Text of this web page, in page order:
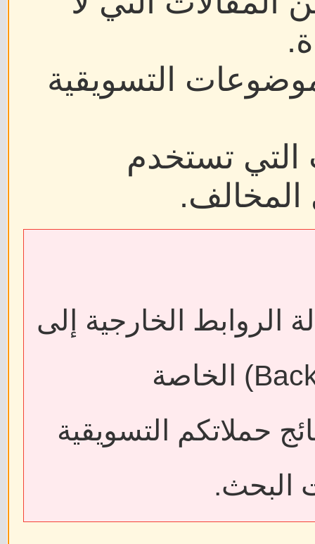
التسويقية
تستخدم
المخالف.
الروابط الخارجية إلى
فقدان الروابط الخلفية (Backlinks) الخاصة
حملاتكم التسويقية
البحث.